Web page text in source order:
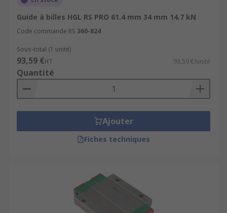
Guide à billes HGL RS PRO 61.4 mm 34 mm 14.7 kN
Code commande RS 360-824
Sous-total (1 unité)
93,59 €HT 93,59 €/unité
Quantité
Ajouter
Fiches techniques